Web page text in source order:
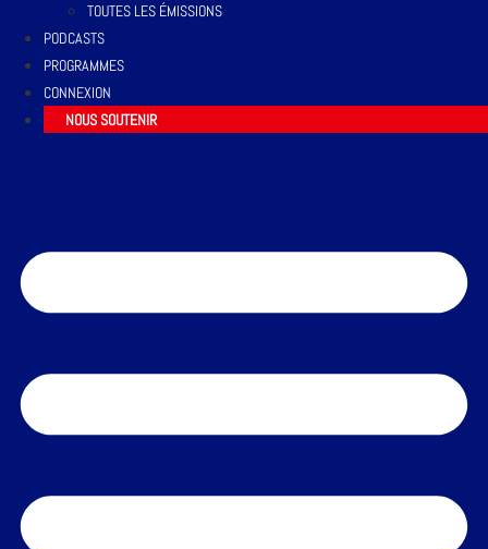
TOUTES LES ÉMISSIONS
PODCASTS
PROGRAMMES
CONNEXION
NOUS SOUTENIR